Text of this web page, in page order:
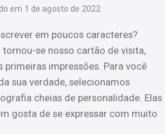
em 1 de agosto de 2022
em poucos caracteres?
se nosso cartão de visita,
primeiras impressões. Para você
sua verdade, selecionamos
cheias de personalidade. Elas
gosta de se expressar com muito